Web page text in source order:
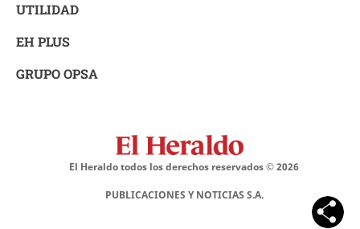
UTILIDAD
EH PLUS
GRUPO OPSA
El Heraldo todos los derechos reservados ©2026
PUBLICACIONES Y NOTICIAS S.A.